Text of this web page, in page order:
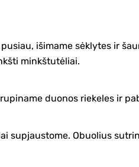
išimame sėklytes ir
minkštutėliai.
duonos riekeles ir
supjaustome. Obuolius